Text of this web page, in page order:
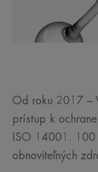
Od roku 2017 –
prístup k
ISO 14001. 100
obnoviteľných